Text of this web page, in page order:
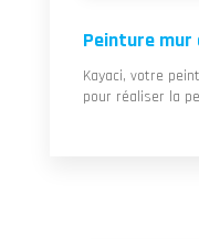
Peinture
Kayaci, votre
pour réaliser la